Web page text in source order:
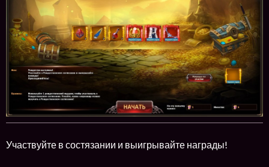
Участвуйте в состязании и выигрывайте награды!